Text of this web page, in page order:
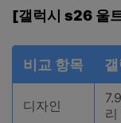
[갤럭시 s26 울
비교 항목
디자인
리